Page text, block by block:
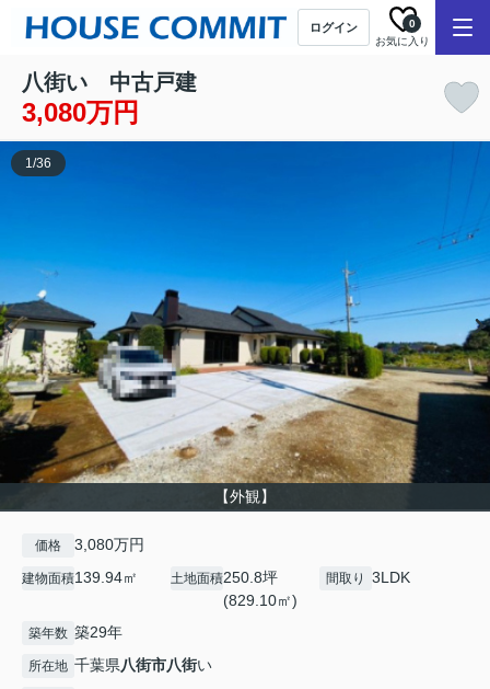
ログイン
お気に入り
0
八街い 中古戸建
3,080万円
【外観】
1/36
価格 3,080万円
建物面積139.94㎡ 土地面積250.8坪
(829.10㎡)
間取り 3LDK
築年数 築29年
所在地 千葉県八街市八街い